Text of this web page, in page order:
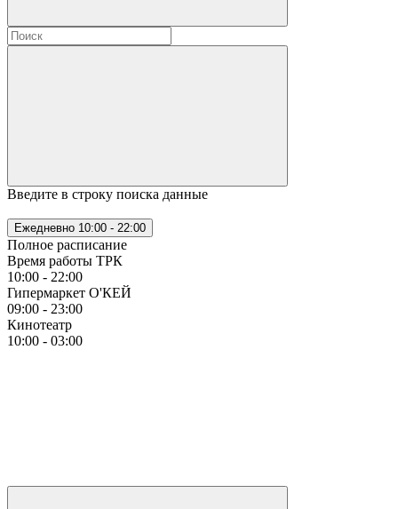
Введите в строку поиска данные
Ежедневно 10:00 - 22:00
Полное расписание
Время работы ТРК
10:00 - 22:00
Гипермаркет О'КЕЙ
09:00 - 23:00
Кинотеатр
10:00 - 03:00